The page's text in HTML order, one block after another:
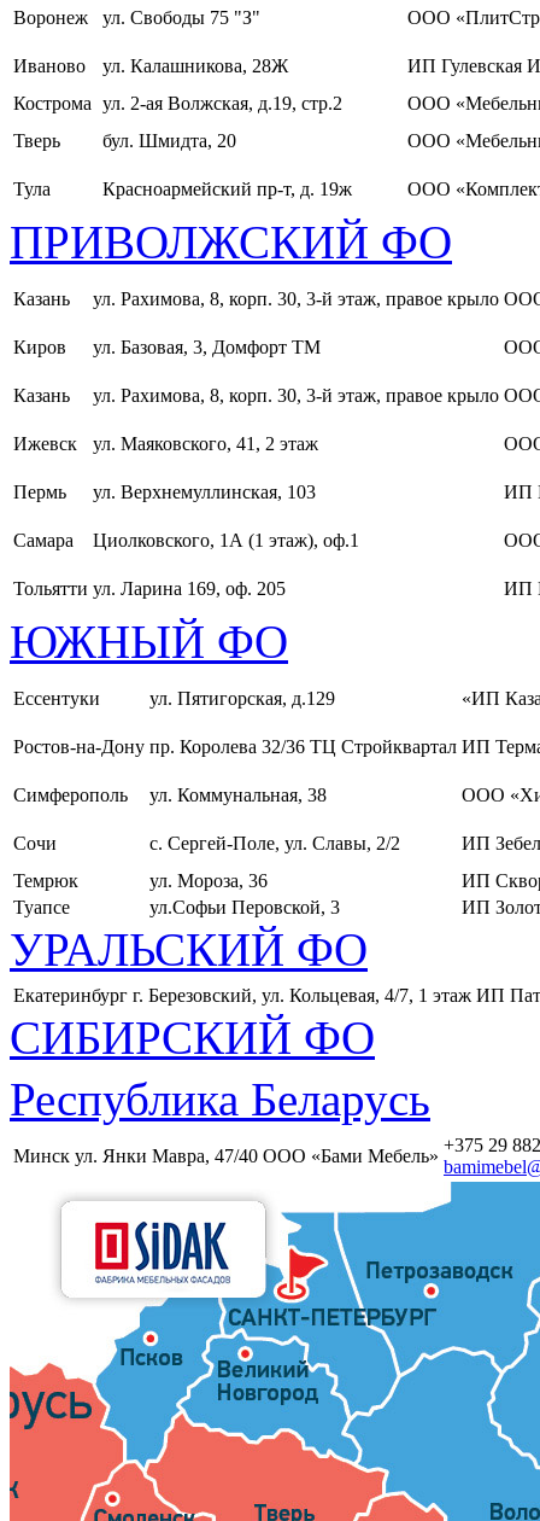
Воронеж ул. Свободы 75 "З" ООО
Иваново ул. Калашникова, 28Ж
ИП Гулевская
Кострома ул. 2-ая Волжская, д.19, стр.2
ООО
Тверь
бул. Шмидта, 20 ООО
Тула Красноармейский пр-т, д. 19ж ООО
ПРИВОЛЖСКИЙ ФО
Казань ул. Рахимова, 8, корп. 30, 3-й этаж, правое крыло
Киров ул. Базовая, 3, Домфорт ТМ
Казань ул. Рахимова, 8, корп. 30, 3-й этаж, правое крыло
Ижевск ул. Маяковского, 41, 2 этаж
Пермь ул. Верхнемуллинская, 103 ИП
Самара Циолковского, 1А (1 этаж), оф.1
Тольятти ул. Ларина 169, оф. 205 ИП
ЮЖНЫЙ ФО
Ессентуки ул. Пятигорская, д.129 «ИП
Ростов-на-Дону пр. Королева 32/36 ТЦ Стройквартал ИП
Симферополь ул. Коммунальная, 38 ООО
Сочи с. Сергей-Поле, ул. Славы, 2/2
ИП
Темрюк
ул. Мороза, 36
ИП
Туапсе
ул.Софьи Перовской, 3 ИП
УРАЛЬСКИЙ ФО
Екатеринбург г. Березовский, ул. Кольцевая, 4/7, 1 этаж ИП
СИБИРСКИЙ ФО
Республика Беларусь
Минск ул. Янки Мавра, 47/40 ООО «Бами Мебель»
+375 29